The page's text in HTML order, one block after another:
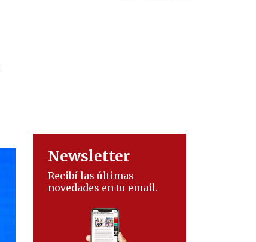
Newsletter
Recibí las últimas
novedades en tu email.